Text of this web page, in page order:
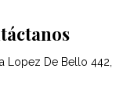
Lopez De Bello 442,